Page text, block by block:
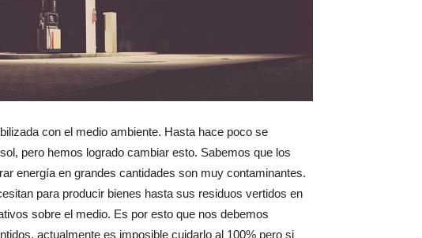
con el medio ambiente. Hasta hace poco se
pero hemos logrado cambiar esto. Sabemos que los
energía en grandes cantidades son muy contaminantes.
para producir bienes hasta sus residuos vertidos en
sobre el medio. Es por esto que nos debemos
actualmente es imposible cuidarlo al 100% pero si